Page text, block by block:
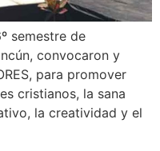
semestre de
convocaron y
para promover
cristianos, la sana
la creatividad y el